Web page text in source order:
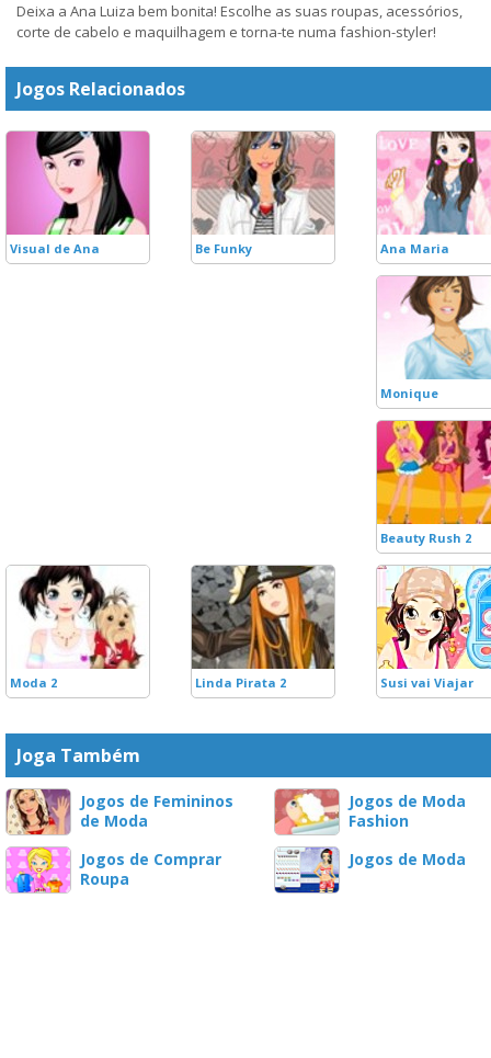
Deixa a Ana Luiza bem bonita! Escolhe as suas roupas, acessórios,
corte de cabelo e maquilhagem e torna-te numa fashion-styler!
Jogos Relacionados
Visual de Ana Be Funky Ana Maria
Monique
Beauty Rush 2
Moda 2 Linda Pirata 2 Susi vai Viajar
Joga Também
Jogos de Femininos
de Moda
Jogos de Moda
Fashion
Jogos de Comprar
Roupa
Jogos de Moda